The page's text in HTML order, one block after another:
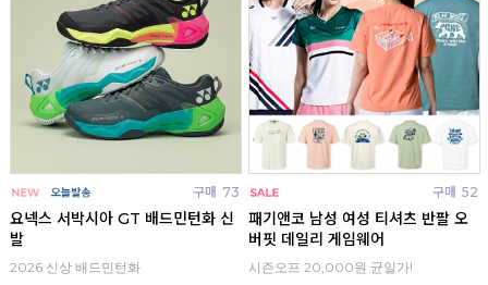
구매 73
요넥스 서박시아 GT 배드민턴화 신
발
2026 신상 배드민턴화
구매 52
패기앤코 남성 여성 티셔츠 반팔 오
버핏 데일리 게임웨어
시즌오프 20,000원 균일가!